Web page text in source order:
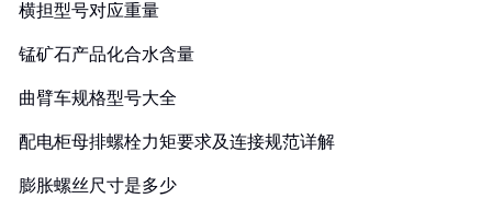
横担型号对应重量
锰矿石产品化合水含量
曲臂车规格型号大全
配电柜母排螺栓力矩要求及连接规范详解
膨胀螺丝尺寸是多少